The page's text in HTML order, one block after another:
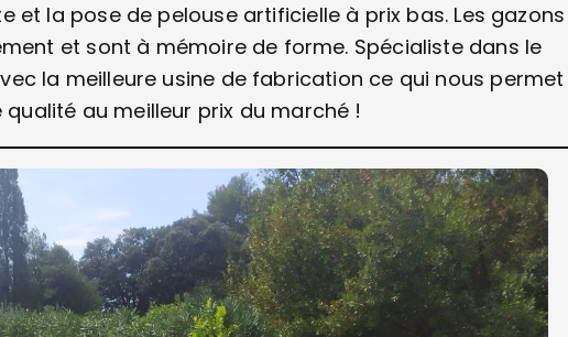
et la pose de pelouse artificielle à prix bas. Les gazons
et sont à mémoire de forme. Spécialiste dans le
la meilleure usine de fabrication ce qui nous permet
au meilleur prix du marché !